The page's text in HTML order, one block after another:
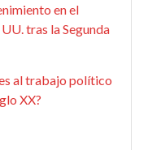
en el
tras la Segunda
al trabajo político
XX?